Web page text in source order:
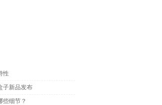
性
子新品发布
些细节？